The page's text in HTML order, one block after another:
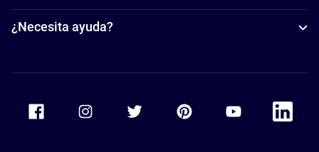
¿Necesita ayuda?
Accor Youtube
Accor